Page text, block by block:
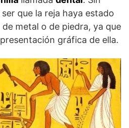
que la reja haya estado
metal o de piedra, ya que
gráfica de ella.